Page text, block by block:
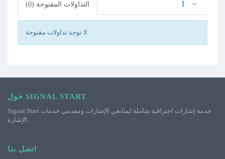
التداولات المفتوحة (0)
لا توجد تداولات مفتوحة.
حول SIGNAL START
Signal Start خدمة إشارات احترافية شاملة لمتابعي الإشارات ومقدمي خدمات
الإشارة.
اتصل بنا